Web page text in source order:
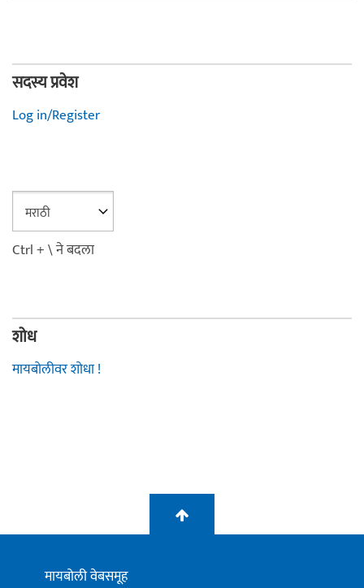
सदस्य प्रवेश
Log in/Register
Ctrl + \ ने बदला
शोध
मायबोलीवर शोधा !
मायबोली वेबसमूह